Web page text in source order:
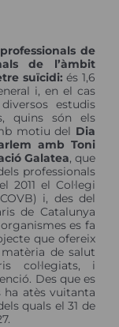
de
de l’àmbit
suïcidi:és 1,6
i, en el cas
estudis
quins són els
motiu del Dia
amb Toni
Galatea, que
professionals
2011 el Col·legi
i, des del
de Catalunya
es fa
que ofereix
de salut
col·legiats, i
Des que es
ha atès vuitanta
quals el 31 de